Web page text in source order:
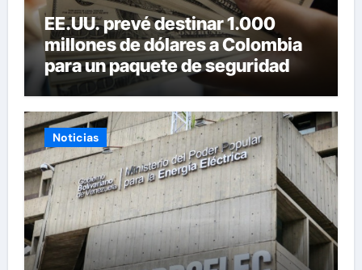
EE.UU. prevé destinar 1.000
millones de dólares a Colombia
para un paquete de seguridad
Noticias